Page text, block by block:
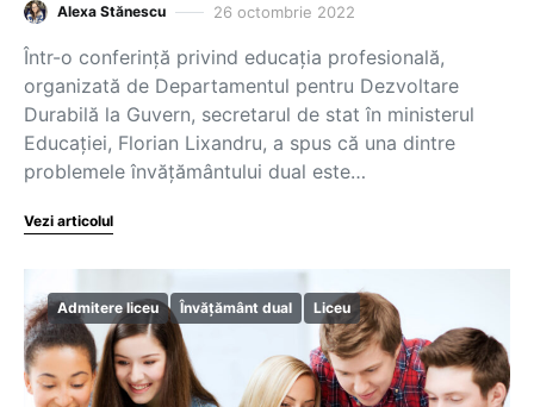
Alexa Stănescu 26 octombrie 2022
Într-o conferință privind educația profesională,
organizată de Departamentul pentru Dezvoltare
Durabilă la Guvern, secretarul de stat în ministerul
Educației, Florian Lixandru, a spus că una dintre
problemele învățământului dual este…
Vezi articolul
Admitere liceu Învățământ dual Liceu